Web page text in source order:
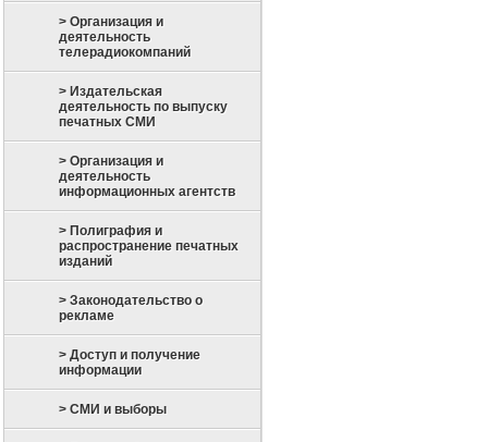
> Организация и
деятельность
телерадиокомпаний
> Издательская
деятельность по выпуску
печатных СМИ
> Организация и
деятельность
информационных агентств
> Полиграфия и
распространение печатных
изданий
> Законодательство о
рекламе
> Доступ и получение
информации
> СМИ и выборы